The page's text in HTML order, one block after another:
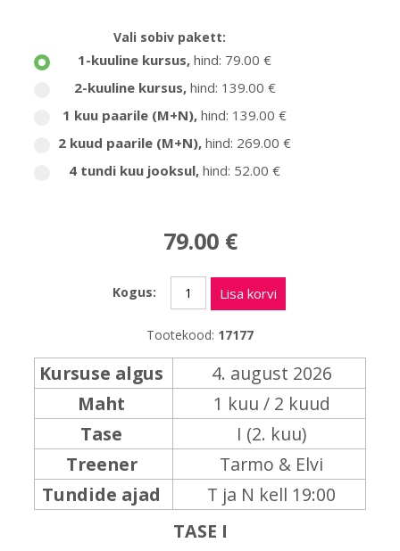
Vali sobiv pakett:
1-kuuline kursus, hind: 79.00 €
2-kuuline kursus, hind: 139.00 €
1 kuu paarile (M+N), hind: 139.00 €
2 kuud paarile (M+N), hind: 269.00 €
4 tundi kuu jooksul, hind: 52.00 €
79.00 €
Kogus: Lisa korvi
Tootekood: 17177
Kursuse algus
4. august 2026
Maht
1 kuu / 2 kuud
Tase
I (2. kuu)
Treener
Tarmo & Elvi
Tundide ajad
T ja N kell 19:00
TASE I